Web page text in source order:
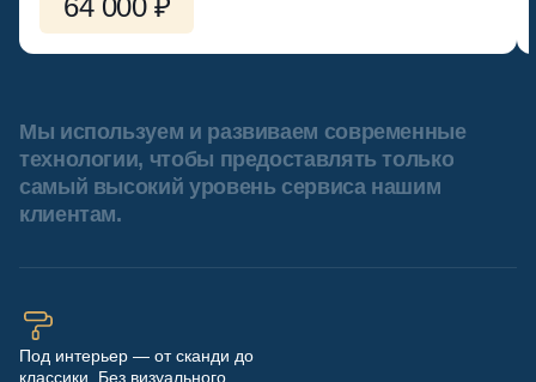
64 000 ₽
Мы используем и развиваем современные
технологии, чтобы предоставлять только
самый высокий уровень сервиса нашим
клиентам.
Под интерьер — от сканди до
классики. Без визуального